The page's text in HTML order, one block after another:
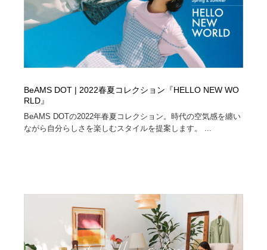
BeAMS DOT | 2022春夏コレクション『HELLO NEW WO
RLD』
BeAMS DOTの2022年春夏コレクション。時代の空気感を纏い
ながら自分らしさを楽しむスタイルを提案します。 ...